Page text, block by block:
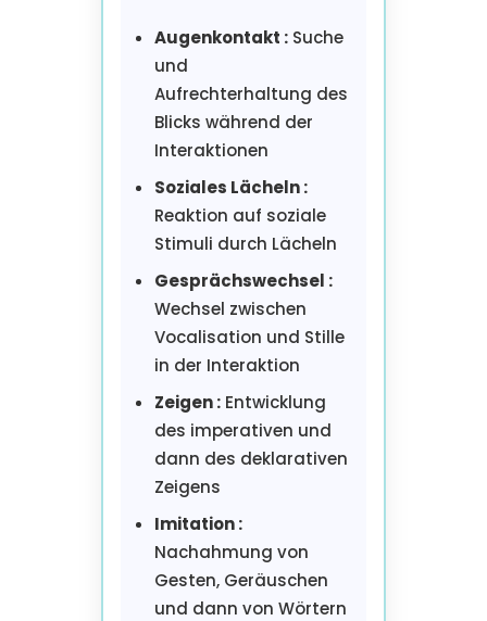
Augenkontakt :Suche
und
Aufrechterhaltung des
Blicks während der
Interaktionen
Soziales Lächeln :
Reaktion auf soziale
Stimuli durch Lächeln
Gesprächswechsel :
Wechsel zwischen
Vocalisation und Stille
in der Interaktion
Zeigen :Entwicklung
des imperativen und
dann des deklarativen
Zeigens
Imitation :
Nachahmung von
Gesten, Geräuschen
und dann von Wörtern